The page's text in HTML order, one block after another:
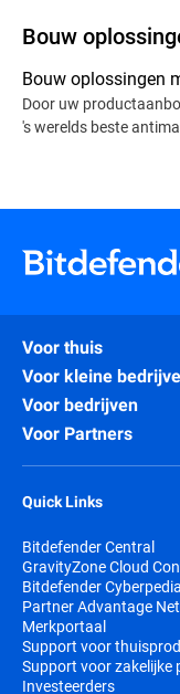
Bouw
Bouw oplossingen
Door uw
's werelds beste
Voor thuis
Voor kleine
Voor bedrijven
Voor Partners
Quick Links
Bitdefender Central
GravityZone Cloud
Bitdefender Cyberpedia
Partner Advantage
Merkportaal
Support voor
Support voor zakelijke
Investeerders